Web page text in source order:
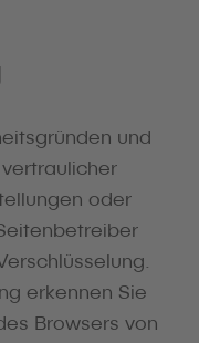
und
oder
erkennen Sie
Browsers von